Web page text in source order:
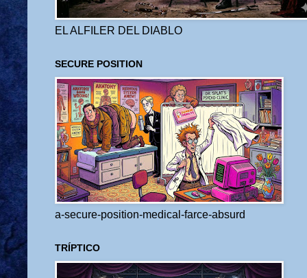
EL ALFILER DEL DIABLO
SECURE POSITION
a-secure-position-medical-farce-absurd
TRÍPTICO